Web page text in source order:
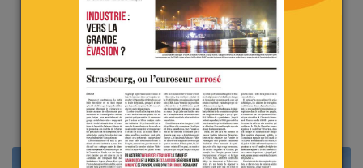
L’Europe impuissante ?
Heureusement ! (éditorial paru
dans l’édition du 27/10/2020)
le 31 octobre 2020